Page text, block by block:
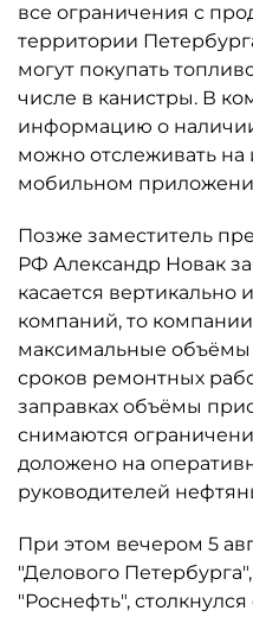
все ограничения с
территории
могут покупать
числе в канистры. В
информацию о
можно отслеживать на
мобильном
Позже заместитель
РФ Александр Новак
касается вертикально
компаний, то
максимальные объёмы
сроков ремонтных
заправках объёмы
снимаются
доложено на
руководителей
При этом вечером 5
"Делового
"Роснефть",